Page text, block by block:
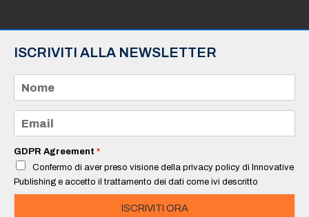
ISCRIVITI ALLA NEWSLETTER
m
e
a
i
*
GDPR Agreement *
Confermo di aver preso visione della privacy policy di Innovative
Publishing e accetto il trattamento dei dati come ivi descritto
ISCRIVITI ORA